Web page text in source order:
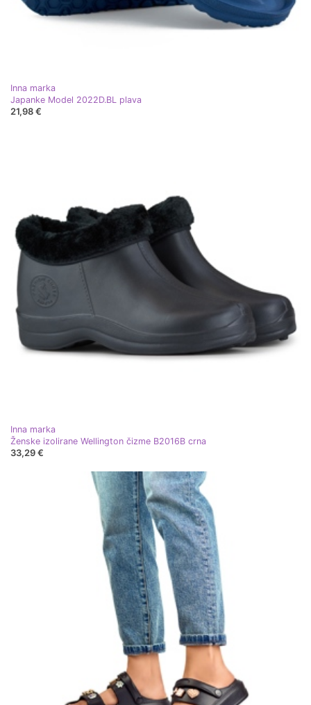
Inna marka
Japanke Model 2022D.BL plava
21,98 €
Inna marka
Ženske izolirane Wellington čizme B2016B crna
33,29 €